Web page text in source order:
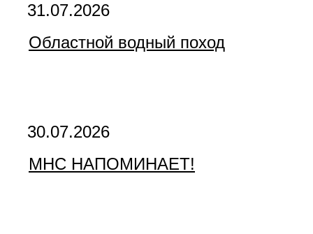
31.07.2026
Областной водный поход
30.07.2026
МНС НАПОМИНАЕТ!